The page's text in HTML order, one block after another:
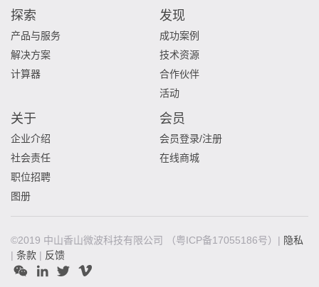
探索
产品与服务
解决方案
计算器
发现
成功案例
技术资源
合作伙伴
活动
关于
企业介绍
社会责任
职位招聘
图册
会员
会员登录/注册
在线商城
©2019 中山香山微波科技有限公司 （粤ICP备17055186号）| 隐私
| 条款 | 反馈